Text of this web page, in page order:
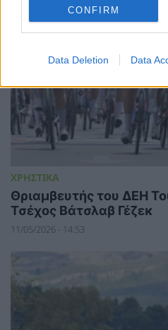
CONFIRM
Data Deletion Data
ΧΡΗΣΤΙΚΑ
Θριαμβευτής του ΔΕΗ
Τσέχος Βάτσλαβ Γέζεκ
11/05/2026 - 14:53